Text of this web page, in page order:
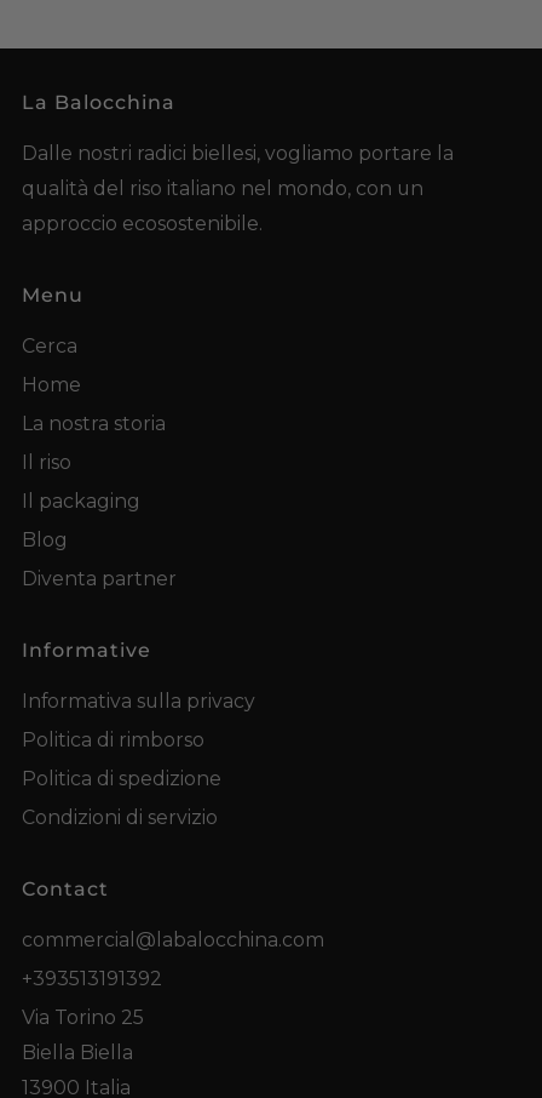
La Balocchina
Dalle nostri radici biellesi, vogliamo portare la
qualità del riso italiano nel mondo, con un
approccio ecosostenibile.
Menu
Cerca
Home
La nostra storia
Il riso
Il packaging
Blog
Diventa partner
Informative
Informativa sulla privacy
Politica di rimborso
Politica di spedizione
Condizioni di servizio
Contact
commercial@labalocchina.com
+393513191392
Via Torino 25
Biella Biella
13900 Italia